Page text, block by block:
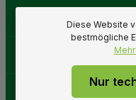
GartenweltDiese Website
bestmögliche
Nur